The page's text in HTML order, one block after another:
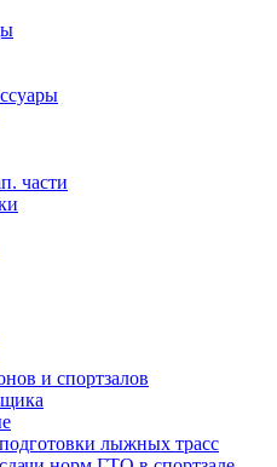
части
и спортзалов
лыжных трасс